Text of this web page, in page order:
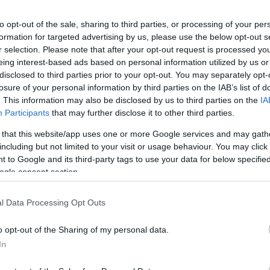
opt-out of the sale, sharing to third parties, or processing of your
for targeted advertising by us, please use the below opt-out
selection. Please note that after your opt-out request is processed
interest-based ads based on personal information utilized by us
to third parties prior to your opt-out. You may separately
of your personal information by third parties on the IAB’s list of
This information may also be disclosed by us to third parties on the
Participants that may further disclose it to other third parties.
that this website/app uses one or more Google services and may
but not limited to your visit or usage behaviour. You may
to Google and its third-party tags to use your data for below
consent section.
Data Processing Opt Outs
opt-out of the Sharing of my personal data.
a parlamenti teremben morajlás és
képviselők leadták voksaikat.
javaslatáról döntöttek. A Latorczai
kapott többséget: 51 igen és 135 nem
az összegző módosító javaslatot végül
Országgyűlés, tartózkodás nélkül. A
an nem voltak jelen.
legalább egy kormánypárti képviselő
szerint ez a szavazat meglepő módon